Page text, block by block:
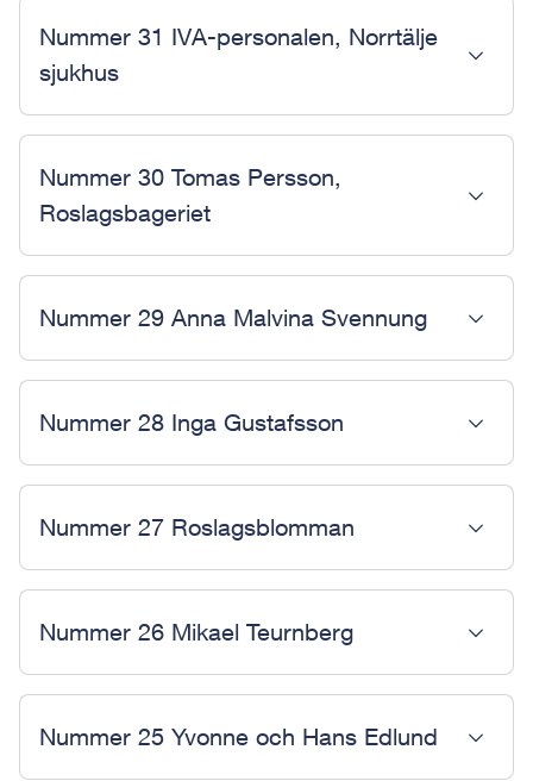
Nummer 31 IVA-personalen, Norrtälje
sjukhus
Nummer 30 Tomas Persson,
Roslagsbageriet
Nummer 29 Anna Malvina Svennung
Nummer 28 Inga Gustafsson
Nummer 27 Roslagsblomman
Nummer 26 Mikael Teurnberg
Nummer 25 Yvonne och Hans Edlund